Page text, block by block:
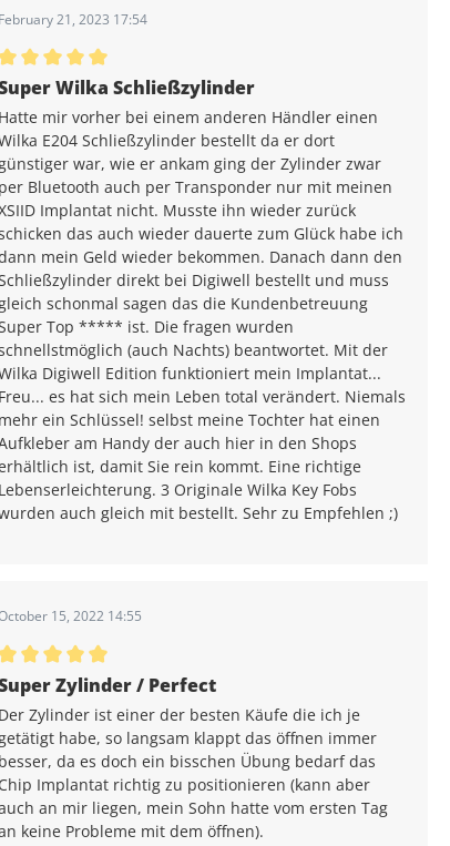
February 21, 2023 17:54
rating of 5 out of 5 stars
Wilka Schließzylinder
Hatte mir vorher bei einem anderen Händler einen
E204 Schließzylinder bestellt da er dort
war, wie er ankam ging der Zylinder zwar
per Bluetooth auch per Transponder nur mit meinen
Implantat nicht. Musste ihn wieder zurück
das auch wieder dauerte zum Glück habe ich
mein Geld wieder bekommen. Danach dann den
direkt bei Digiwell bestellt und muss
schonmal sagen das die Kundenbetreuung
Top ***** ist. Die fragen wurden
(auch Nachts) beantwortet. Mit der
Digiwell Edition funktioniert mein Implantat...
Freu... es hat sich mein Leben total verändert. Niemals
mehr ein Schlüssel! selbst meine Tochter hat einen
am Handy der auch hier in den Shops
ist, damit Sie rein kommt. Eine richtige
Lebenserleichterung. 3 Originale Wilka Key Fobs
auch gleich mit bestellt. Sehr zu Empfehlen ;)
15, 2022 14:55
rating of 5 out of 5 stars
Zylinder / Perfect
Der Zylinder ist einer der besten Käufe die ich je
habe, so langsam klappt das öffnen immer
besser, da es doch ein bisschen Übung bedarf das
Chip Implantat richtig zu positionieren (kann aber
an mir liegen, mein Sohn hatte vom ersten Tag
keine Probleme mit dem öffnen).